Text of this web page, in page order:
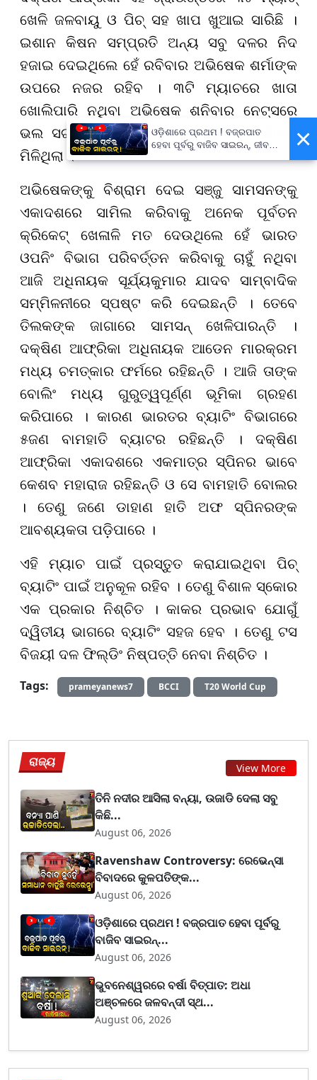
ଖେଳି ଜଳବାୟୁ ଓ ପିଚ୍ ସହ ଖାପ ଖୁଆଇ ସାରିଛି ।
ଇଶାନ କିଷନ ସମ୍ପ୍ରତି ଅନ୍ୟ ସବୁ ଦଳର ନିଦ
ହଜାଇ ଦେଇଥିଲେ ହେଁ ରବିବାର ଅଭିଷେକ ଶର୍ମାଙ୍କ
ଉପରେ ନଜର ରହିବ । ୩ଟି ମ୍ୟାଚରେ ଖାତା
ଖୋଲିପାରି ନଥିବା ଅଭିଷେକ ଶନିବାର ନେଟ୍ସରେ
ଭଲ ସଟ୍ ଖେଳି ଫର୍ମ ଫେରି ପାଇଥିବା ଦେଖିବାକୁ
ମିଳିଥିଲା ।
ଅଭିଷେକଙ୍କୁ ବିଶ୍ରାମ ଦେଇ ସଞ୍ଜୁ ସାମସନଙ୍କୁ
ଏକାଦଶରେ ସାମିଲ କରିବାକୁ ଅନେକ ପୂର୍ବତନ
କ୍ରିକେଟ୍ ଖେଳାଳି ମତ ଦେଉଥିଲେ ହେଁ ଭାରତ
ଓପନିଂ ବିଭାଗ ପରିବର୍ତ୍ତନ କରିବାକୁ ଚାହୁଁ ନଥିବା
ଆଜି ଅଧିନାୟକ ସୂର୍ଯ୍ୟକୁମାର ଯାଦବ ସାମ୍ବାଦିକ
ସମ୍ମିଳନୀରେ ସ୍ପଷ୍ଟ କରି ଦେଇଛନ୍ତି । ତେବେ
ତିଲକଙ୍କ ଜାଗାରେ ସାମସନ୍ ଖେଳିପାରନ୍ତି ।
ଦକ୍ଷିଣ ଆଫ୍ରିକା ଅଧିନାୟକ ଆଡେନ ମାରକ୍ରମ
ମଧ୍ୟ ଚମତ୍କାର ଫର୍ମରେ ରହିଛନ୍ତି । ଆଜି ତାଙ୍କ
ବୋଲିଂ ମଧ୍ୟ ଗୁରୁତ୍ୱପୂର୍ଣ୍ଣ ଭୂମିକା ଗ୍ରହଣ
କରିପାରେ । କାରଣ ଭାରତର ବ୍ୟାଟିଂ ବିଭାଗରେ
୫ଜଣ ବାମହାତି ବ୍ୟାଟର ରହିଛନ୍ତି । ଦକ୍ଷିଣ
ଆଫ୍ରିକା ଏକାଦଶରେ ଏକମାତ୍ର ସ୍ପିନର ଭାବେ
କେଶବ ମହାରାଜ ରହିଛନ୍ତି ଓ ସେ ବାମହାତି ବୋଲର
। ତେଣୁ ଜଣେ ଡାହାଣ ହାତି ଅଫ ସ୍ପିନରଙ୍କ
ଆବଶ୍ୟକତା ପଡ଼ିପାରେ ।
ଏହି ମ୍ୟାଚ ପାଇଁ ପ୍ରସ୍ତୁତ କରାଯାଇଥିବା ପିଚ୍
ବ୍ୟାଟିଂ ପାଇଁ ଅନୁକୂଳ ରହିବ । ତେଣୁ ବିଶାଳ ସ୍କୋର
ଏକ ପ୍ରକାର ନିଶ୍ଚିତ । କାକର ପ୍ରଭାବ ଯୋଗୁଁ
ଦ୍ୱିତୀୟ ଭାଗରେ ବ୍ୟାଟିଂ ସହଜ ହେବ । ତେଣୁ ଟସ
ବିଜୟୀ ଦଳ ଫିଲ୍ଡିଂ ନିଷ୍ପତ୍ତି ନେବା ନିଶ୍ଚିତ ।
Tags:
prameyanews7 BCCI T20 World Cup
ରାଜ୍ୟ View More
ତିନି ନଦୀର ଆସିଲା ବନ୍ୟା, ଉଜାଡି ଦେଲା ସବୁ
କିଛି...
August 06, 2026
Ravenshaw Controversy: ରେଭେନ୍ସା
ବିବାଦରେ କୁଳପତିଙ୍କ...
August 06, 2026
ଓଡ଼ିଶାରେ ପ୍ରଥମ ! ବଜ୍ରପାତ ହେବା ପୂର୍ବରୁ
ବାଜିବ ସାଇରନ୍...
August 06, 2026
ଭୁବନେଶ୍ୱରରେ ବର୍ଷା ବିତ୍ପାତ: ଅଧା
ଅଞ୍ଚଳରେ ଜଳବନ୍ଦୀ ସ୍ଥ...
August 06, 2026
×
ଓଡ଼ିଶାରେ ପ୍ରଥମ ! ବଜ୍ରପାତ
ହେବା ପୂର୍ବରୁ ବାଜିବ ସାଇରନ୍, ଜୀବନ
ବଞ୍ଚାଇବା ପାଇଁ ରାଜ୍ୟ ସରକାଙ୍କ